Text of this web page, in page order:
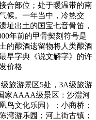
合部位；处于暖温带的南
候。一年当中，冷热交
址出土的国宝七音骨笛，
年前的甲骨契刻符号是
的酿酒遗留物将人类酿酒
早字典《说文解字》的许
价格
旅游景区5处，3A级旅游
家AAAA级景区：沙澧河
鸟文化乐园）；小商桥；
湾游乐园；河上街古镇；